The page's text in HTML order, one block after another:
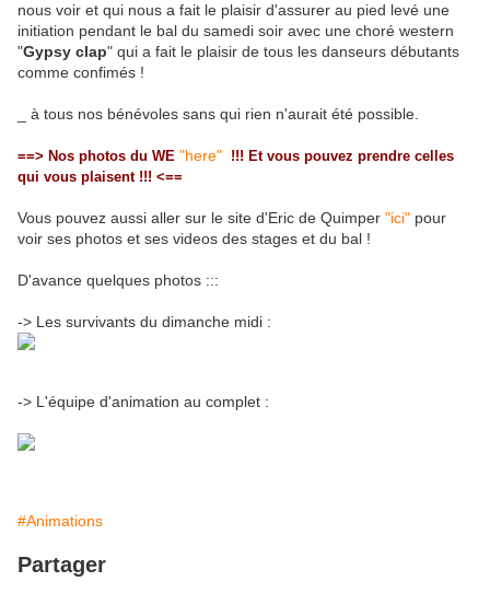
nous voir et qui nous a fait le plaisir d'assurer au pied levé une
initiation pendant le bal du samedi soir avec une choré western
"Gypsy clap" qui a fait le plaisir de tous les danseurs débutants
comme confimés !
_ à tous nos bénévoles sans qui rien n'aurait été possible.
==> Nos photos du WE "here" !!! Et vous pouvez prendre celles
qui vous plaisent !!! <==
Vous pouvez aussi aller sur le site d'Eric de Quimper "ici" pour
voir ses photos et ses videos des stages et du bal !
D'avance quelques photos :::
-> Les survivants du dimanche midi :
-> L'équipe d'animation au complet :
#Animations
Partager